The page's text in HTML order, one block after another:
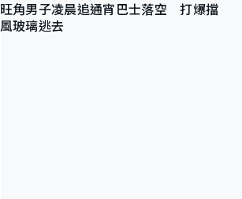
旺角男子凌晨追通宵巴士落空 打爆擋
風玻璃逃去